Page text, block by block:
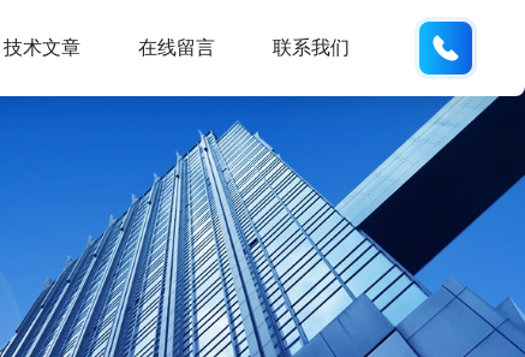
技术文章 在线留言 联系我们